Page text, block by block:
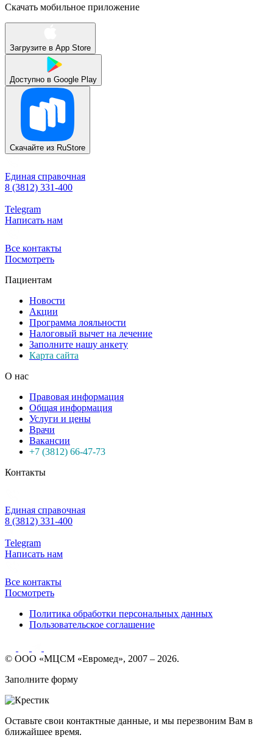
Скачать мобильное приложение
Загрузите в App Store
Доступно в Google Play
Скачайте из RuStore
Единая справочная
8 (3812) 331-400
Telegram
Написать нам
Все контакты
Посмотреть
Пациентам
Новости
Акции
Программа лояльности
Налоговый вычет на лечение
Заполните нашу анкету
Карта сайта
О нас
Правовая информация
Общая информация
Услуги и цены
Врачи
Вакансии
+7 (3812) 66-47-73
Контакты
Единая справочная
8 (3812) 331-400
Telegram
Написать нам
Все контакты
Посмотреть
Политика обработки персональных данных
Пользовательское соглашение
© ООО «МЦСМ «Евромед», 2007 – 2026.
Заполните форму
Оставьте свои контактные данные, и мы перезвоним Вам в
ближайшее время.